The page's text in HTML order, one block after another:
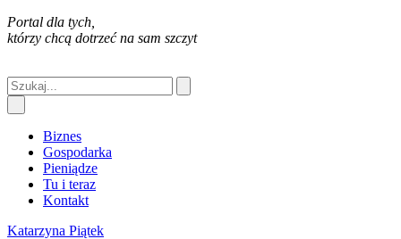
Portal dla tych,
którzy chcą dotrzeć na sam szczyt
Biznes
Gospodarka
Pieniądze
Tu i teraz
Kontakt
Katarzyna Piątek